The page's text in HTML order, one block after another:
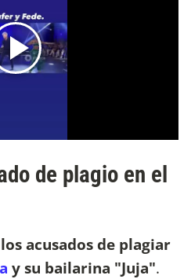
de plagio en el
los acusados de plagiar
y su bailarina "Juja".